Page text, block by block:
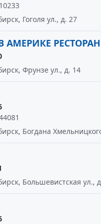
Гоголя ул., д. 27
РЕСТОРАН
Фрунзе ул., д. 14
Богдана
Большевистская ул.,